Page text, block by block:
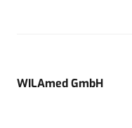
WILAmed GmbH